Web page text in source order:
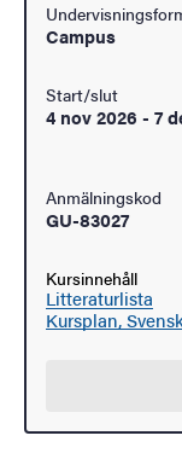
Campus
Start/slut
4 nov 2026 - 7
Anmälningskod
GU-83027
Kursinnehåll
Litteraturlista
Kursplan,